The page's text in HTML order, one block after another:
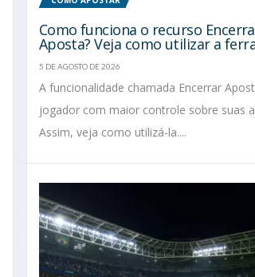
Como funciona o recurso
Aposta? Veja como utilizar a
5 DE AGOSTO DE 2026
A funcionalidade chamada Encerrar
jogador com maior controle sobre suas
Assim, veja como utilizá-la....